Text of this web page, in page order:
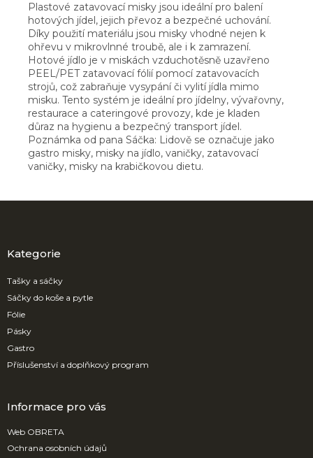
Plastové zatavovací misky jsou ideální pro balení
hotových jídel, jejich převoz a bezpečné uchování.
Díky použití materiálu jsou misky vhodné nejen k
ohřevu v mikrovlnné troubě, ale i k zamrazení.
Hotové jídlo je v miskách vzduchotěsně uzavřeno
PEEL/PET zatavovací fólií pomocí zatavovacích
strojů, což zabraňuje vysypání či vylití jídla mimo
misku. Tento systém je ideální pro jídelny, vývařovny,
restaurace a cateringové provozy, kde je kladen
důraz na hygienu a bezpečný transport jídel.
Poznámka od pana Sáčka: Lidově se označuje jako
gastro misky, misky na jídlo, vaničky, zatavovací
vaničky, misky na krabičkovou dietu.
aKategorie
Tašky a sáčky
Sáčky do koše a pytle
Fólie
Pásky
Gastro
Příslušenství a doplňkový program
Informace pro vás
Web OBRETA
Ochrana osobních údajů